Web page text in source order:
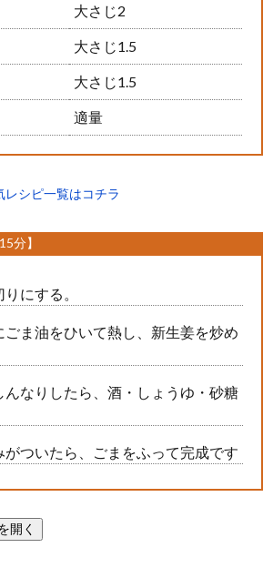
大さじ2
大さじ1.5
大さじ1.5
適量
レシピ一覧はコチラ
分】
にする。
ごま油をひいて熱し、新生姜を炒め
んなりしたら、酒・しょうゆ・砂糖
がついたら、ごまをふって完成です